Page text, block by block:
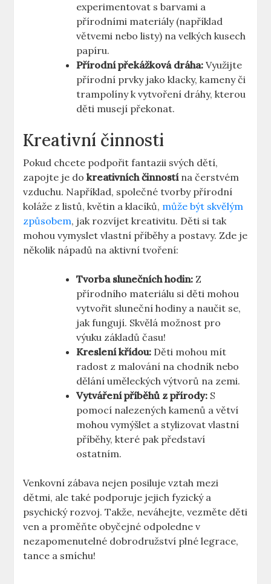
experimentovat s‌ barvami a
přírodními materiály (například
větvemi nebo listy) na velkých kusech
‍papíru.
Přírodní překážková dráha: Využijte
přírodní prvky jako klacky, kameny či​
trampolíny k vytvoření dráhy, kterou
⁣děti musejí překonat.
Kreativní činnosti
Pokud ‍chcete podpořit fantazii svých dětí,
zapojte je dokreativních činnostína ⁤čerstvém
vzduchu. Například,⁣ společné tvorby přírodní
koláže z listů, květin a klacíků, může být skvělým
způsobem, jak rozvíjet kreativitu. Děti si tak
mohou vymyslet vlastní ‌příběhy ⁣a postavy. ‍Zde je
několik nápadů na aktivní tvoření:
Tvorba slunečních hodin: Z
přírodního materiálu si děti mohou
vytvořit sluneční hodiny a⁣ naučit se,
jak fungují. Skvělá možnost⁢ pro
výuku základů času!
Kreslení křídou: Děti mohou mít
radost z malování na chodník⁤ nebo
dělání uměleckých výtvorů na‍ zemi.
Vytváření příběhů z​ přírody: S
pomocí nalezených kamenů a větví
mohou vymýšlet a stylizovat vlastní
příběhy, které pak představí
ostatním.
Venkovní zábava nejen posiluje vztah mezi
dětmi, ale také⁢ podporuje jejich fyzický ‍a
⁤psychický rozvoj. Takže, neváhejte, vezměte děti
ven a proměňte obyčejné odpoledne v
nezapomenutelné dobrodružství plné ‌legrace,
tance a smíchu!